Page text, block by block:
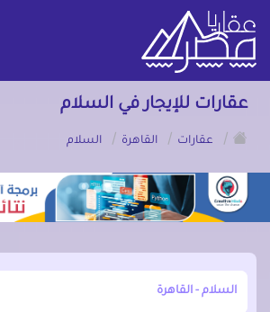
عقارات للإيجار في السلام
/
عقارات / القاهرة / السلام
أبحث عن مدينة, محافظة, حي